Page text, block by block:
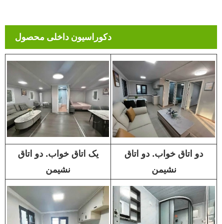
دکوراسیون داخلی محصول
یک اتاق خواب. دو اتاق
نشیمن
دو اتاق خواب. دو اتاق
نشیمن